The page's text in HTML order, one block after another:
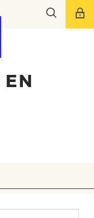
Toggle